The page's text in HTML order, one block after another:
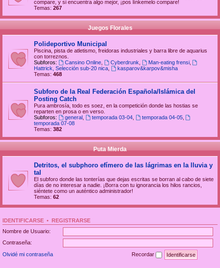
compare, y si encuentra algo mejor, ¡pos línkemelo compare!
Temas: 267
Juegos Florales
Polideportivo Municipal
Piscina, pista de atletismo, freidoras industriales y barra libre de aquarius
con torreznos.
Subforos:
Cansino Online, Cyberdrunk Man-eating frensi,
Hattrick, Selección sub-20 nica
kasparov&karpov&misha
Temas: 468
Subforo de la Real Federación Española/Islámica del
Posting Catch
Pura ambrosía, todo es soez, en la competición donde las hostias se
reparten en prosa o en verso.
Subforos:
general, temporada 03-04, temporada 04-05,
temporada 07-08
Temas: 382
Puta Mierda
Detritos, el subphoro efímero de las lágrimas en la lluvia y
tal
El subforo donde las tonterías que dejas escritas se borran al cabo de siete
días de no interesar a nadie. ¡Borra con tu ignorancia los hilos rancios,
siéntete como un auténtico administrador!
Temas: 62
IDENTIFICARSE • REGISTRARSE
Nombre de Usuario:
Contraseña:
Olvidé mi contraseña
Recordar